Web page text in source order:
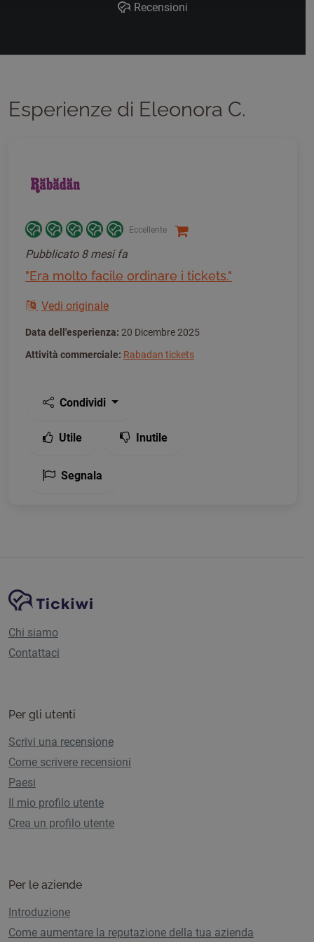
Recensioni
Esperienze di Eleonora C.
Eccellente
Pubblicato 8 mesi fa
"Era molto facile ordinare i tickets."
Vedi originale
Data dell'esperienza: 20 Dicembre 2025
Attività commerciale: Rabadan tickets
Condividi
Utile Inutile
Segnala
Navigazione del sito
Piattaforma Tickiwi
Chi siamo
Contattaci
Per gli utenti
Scrivi una recensione
Come scrivere recensioni
Paesi
Il mio profilo utente
Crea un profilo utente
Per le aziende
Introduzione
Come aumentare la reputazione della tua azienda